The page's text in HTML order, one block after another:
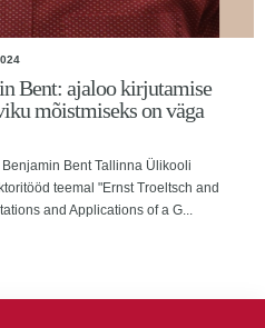
Bent: ajaloo kirjutamise
mõistmiseks on väga
Bent Tallinna Ülikooli
teemal "Ernst Troeltsch and
and Applications of a G...